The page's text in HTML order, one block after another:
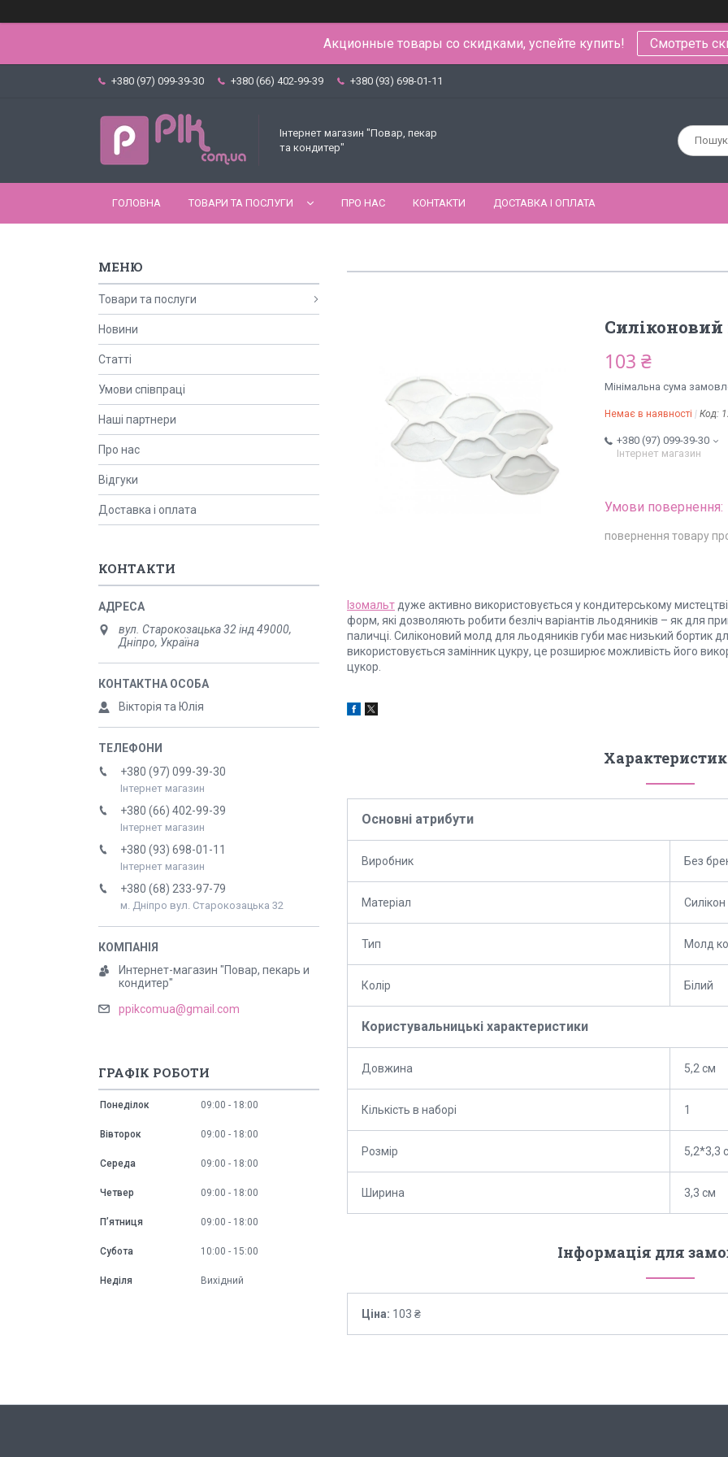
Акционные товары со скидками, успейте купить! Смотреть
+380 (97) 099-39-30 +380 (66) 402-99-39 +380 (93) 698-01-11
Інтернет магазин "Повар, пекар
та кондитер"
ГОЛОВНА ТОВАРИ ТА ПОСЛУГИ ПРО НАС КОНТАКТИ ДОСТАВКА І ОПЛАТА
103 ₴
Мінімальна сума
Немає в наявності Код:
+380 (97) 099-39-30
Інтернет магазин
повернення товару
Ізомальт дуже активно використовується у кондитерському
форм, які дозволяють робити безліч варіантів льодяників – як для
паличці. Силіконовий молд для льодяників губи має низький бортик
використовується замінник цукру, це розширює можливість його
цукор.
Основні атрибути
Виробник Без
Матеріал Силікон
Тип Молд
Колір Білий
Користувальницькі характеристики
Довжина 5,2 см
Кількість в наборі 1
Розмір 5,2*3,3
Ширина 3,3 см
Інформація для
Ціна: 103 ₴
Товари та послуги
Новини
Статті
Умови співпраці
Наші партнери
Про нас
Відгуки
Доставка і оплата
КОНТАКТИ
вул. Старокозацька 32 інд 49000,
Дніпро, Україна
Вікторія та Юлія
+380 (97) 099-39-30
Інтернет магазин
+380 (66) 402-99-39
Інтернет магазин
+380 (93) 698-01-11
Інтернет магазин
+380 (68) 233-97-79
м. Дніпро вул. Старокозацька 32
Интернет-магазин "Повар, пекарь и
кондитер"
ppikcomua@gmail.com
ГРАФІК РОБОТИ
Понеділок 09:00 18:00
Вівторок 09:00 18:00
Середа 09:00 18:00
Четвер 09:00 18:00
Пʼятниця 09:00 18:00
Субота 10:00 15:00
Неділя Вихідний